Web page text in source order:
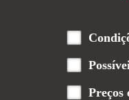
Preços